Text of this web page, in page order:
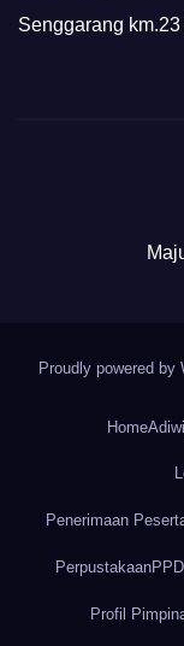
Senggarang
Proudly powered by
Home
Penerimaan
Perpustakaan
Profil